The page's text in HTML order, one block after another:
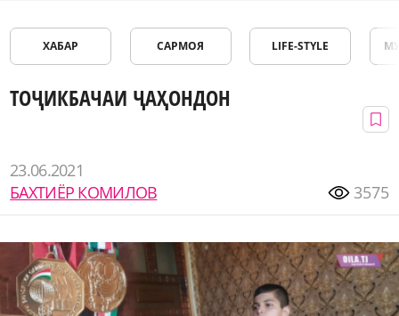
ХАБАР САРМОЯ LIFE-STYLE
ТОҶИКБАЧАИ ҶАҲОНДОН
23.06.2021
БАХТИЁР КОМИЛОВ
3575